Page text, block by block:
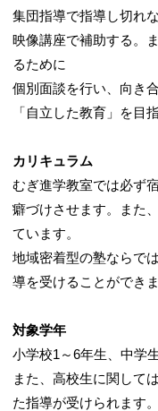
集団指導で指導し切れ
映像講座で補助する。
るために
個別面談を行い、向き
「自立した教育」を目
カリキュラム
むぎ進学教室では必ず
癖づけさせます。また
ています。
地域密着型の塾ならで
導を受けることができま
対象学年
小学校1～6年生、中学
また、高校生に関して
た指導が受けられます。